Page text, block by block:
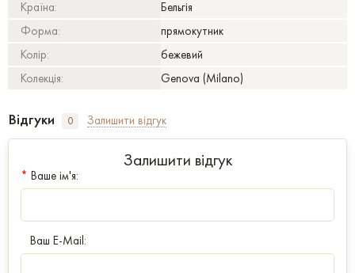
Країна:
Бельгія
Форма:
прямокутник
Колір:
бежевий
Колекція:
Genova (Milano)
Відгуки 0 Залишити відгук
Залишити відгук
* Ваше ім'я:
Ваш E-Mail: